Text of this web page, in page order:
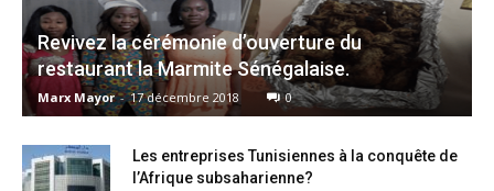
Revivez la cérémonie d’ouverture du
restaurant la Marmite Sénégalaise.
Marx Mayor - 17 décembre 2018 0
Les entreprises Tunisiennes à la conquête de
l’Afrique subsaharienne?